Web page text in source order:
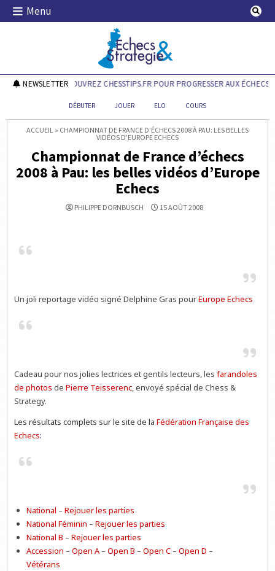
Skip
Menu
Echecs & Stratégie
NEWSLETTERDÉCOUVREZ CHESSTIPS.FR POUR PROGRESSER AUX ÉCHECS !
DÉBUTER JOUER ELO COURS
ACCUEIL » CHAMPIONNAT DE FRANCE D’ÉCHECS 2008 À PAU: LES BELLES
VIDÉOS D’EUROPE ECHECS
Championnat de France d’échecs
2008 à Pau: les belles vidéos d’Europe
Echecs
PHILIPPE DORNBUSCH 15 AOÛT 2008
Un joli reportage vidéo signé Delphine Gras pourEurope Echecs
Cadeau pour nos jolies lectrices et gentils lecteurs, lesfarandoles
de photos dePierre Teisserenc, envoyé spécial de Chess &
Strategy.
Les résultats complets sur le site de la Fédération Française des
Echecs:
National –Rejouer les parties
National Féminin –Rejouer les parties
National B –Rejouer les parties
Accession –Open A–Open B –Open C –Open D –
Vétérans